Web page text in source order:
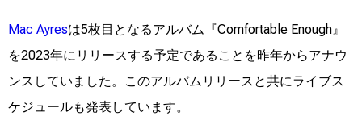
Mac Ayresは5枚目となるアルバム『Comfortable Enough』
を2023年にリリースする予定であることを昨年からアナウ
ンスしていました。このアルバムリリースと共にライブス
ケジュールも発表しています。